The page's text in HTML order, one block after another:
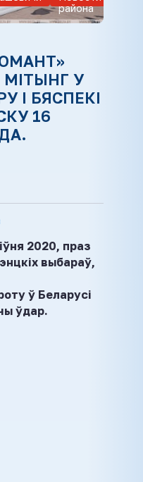
района
У
І БЯСПЕКІ
16
2020, праз
выбараў,
ў Беларусі
ўдар.